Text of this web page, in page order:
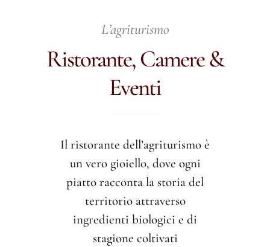
L’agriturismo
Ristorante, Camere &
Eventi
Il ristorante dell’agriturismo è
un vero gioiello, dove ogni
piatto racconta la storia del
territorio attraverso
ingredienti biologici e di
stagione coltivati